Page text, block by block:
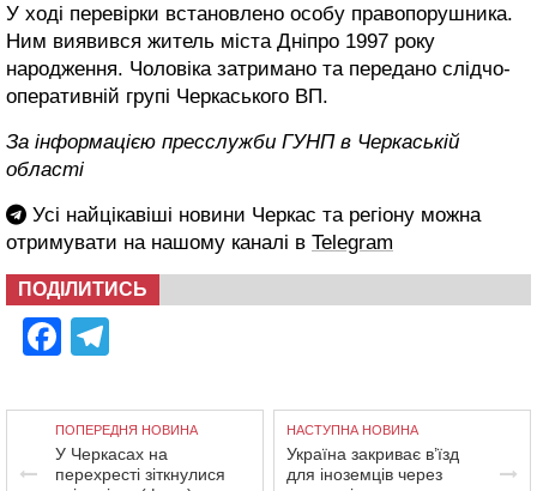
У ході перевірки встановлено особу правопорушника.
Ним виявився житель міста Дніпро 1997 року
народження. Чоловіка затримано та передано слідчо-
оперативній групі Черкаського ВП.
За інформацією пресслужби ГУНП в Черкаській
області
Усі найцікавіші новини Черкас та регіону можна
отримувати на нашому каналі в Telegram
ПОДІЛИТИСЬ
Facebook
ПОПЕРЕДНЯ НОВИНА
У Черкасах на
перехресті зіткнулися
НАСТУПНА НОВИНА
Україна закриває в’їзд
для іноземців через